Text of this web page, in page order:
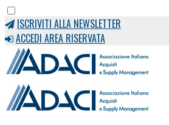
ISCRIVITI ALLA NEWSLETTER
ACCEDI AREA RISERVATA